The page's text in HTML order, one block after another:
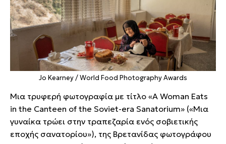
Jo Kearney / World Food Photography Awards
Μια τρυφερή φωτογραφία με τίτλο «A Woman Eats
in the Canteen of the Soviet-era Sanatorium» («Μια
γυναίκα τρώει στην τραπεζαρία ενός σοβιετικής
εποχής σανατορίου»), της Βρετανίδας φωτογράφου